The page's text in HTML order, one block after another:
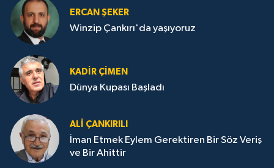
ERCAN ŞEKER
Winzip Çankırı'da yaşıyoruz
KADIR ÇIMEN
Dünya Kupası Başladı
ALI ÇANKIRILI
İman Etmek Eylem Gerektiren Bir Söz Veriş
ve Bir Ahittir